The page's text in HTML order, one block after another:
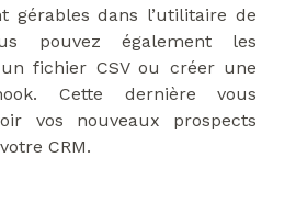
gérables dans l’utilitaire de
pouvez également les
fichier CSV ou créer une
Cette dernière vous
vos nouveaux prospects
CRM.